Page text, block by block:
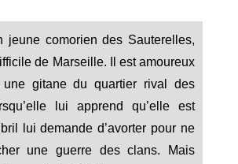
jeune comorien des Sauterelles,
de Marseille. Il est amoureux
gitane du quartier rival des
lui apprend qu’elle est
lui demande d’avorter pour ne
une guerre des clans. Mais